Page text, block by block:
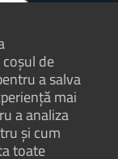
de
a salva
mai
a analiza
și cum
toate